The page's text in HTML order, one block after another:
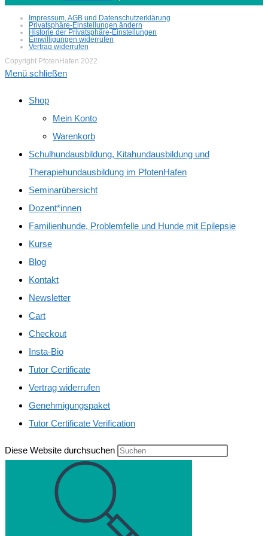
Impressum, AGB und Datenschutzerklärung
Privatsphäre-Einstellungen ändern
Historie der Privatsphäre-Einstellungen
Einwilligungen widerrufen
Vertrag widerrufen
Copyright PfotenHafen 2022
Menü schließen
Shop
Mein Konto
Warenkorb
Schulhundausbildung, Kitahundausbildung und
Therapiehundausbildung im PfotenHafen
Seminarübersicht
Dozent*innen
Familienhunde, Problemfelle und Hunde mit Epilepsie
Kurse
Blog
Kontakt
Newsletter
Cart
Checkout
Insta-Bio
Tutor Certificate
Vertrag widerrufen
Genehmigungspaket
Tutor Certificate Verification
Diese Website durchsuchen